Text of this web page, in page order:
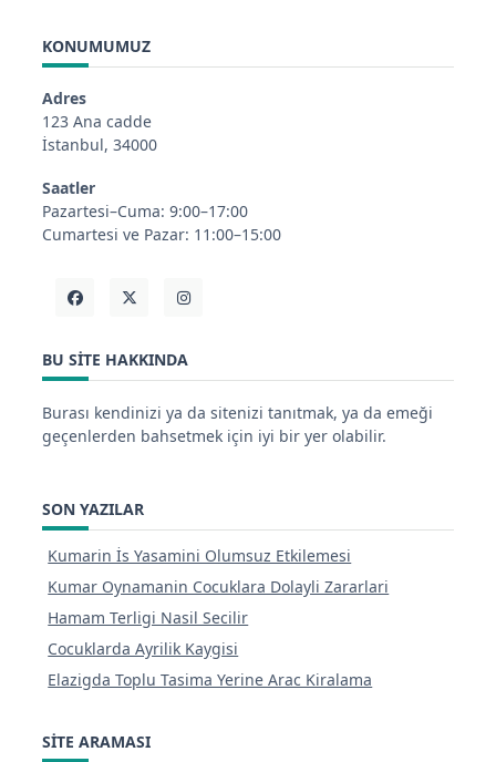
KONUMUMUZ
Adres
123 Ana cadde
İstanbul, 34000
Saatler
Pazartesi–Cuma: 9:00–17:00
Cumartesi ve Pazar: 11:00–15:00
BU SITE HAKKINDA
Burası kendinizi ya da sitenizi tanıtmak, ya da emeği
geçenlerden bahsetmek için iyi bir yer olabilir.
SON YAZILAR
Kumarin İs Yasamini Olumsuz Etkilemesi
Kumar Oynamanin Cocuklara Dolayli Zararlari
Hamam Terligi Nasil Secilir
Cocuklarda Ayrilik Kaygisi
Elazigda Toplu Tasima Yerine Arac Kiralama
SITE ARAMASI